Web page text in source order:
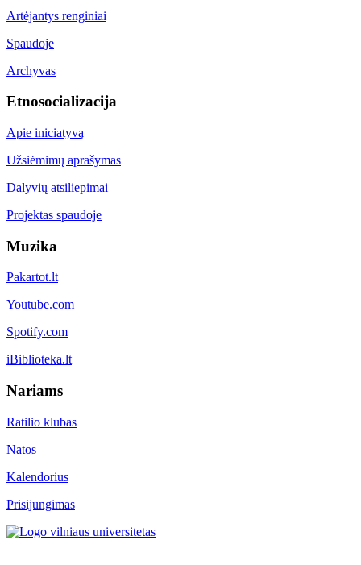
Artėjantys renginiai
Spaudoje
Archyvas
Etnosocializacija
Apie iniciatyvą
Užsiėmimų aprašymas
Dalyvių atsiliepimai
Projektas spaudoje
Muzika
Pakartot.lt
Youtube.com
Spotify.com
iBiblioteka.lt
Nariams
Ratilio klubas
Natos
Kalendorius
Prisijungimas